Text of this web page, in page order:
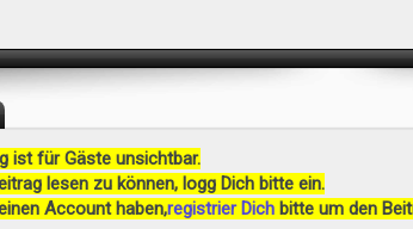
ist für Gäste unsichtbar.
lesen zu können, logg Dich bitte ein.
Account haben,registrier Dich bitte um den